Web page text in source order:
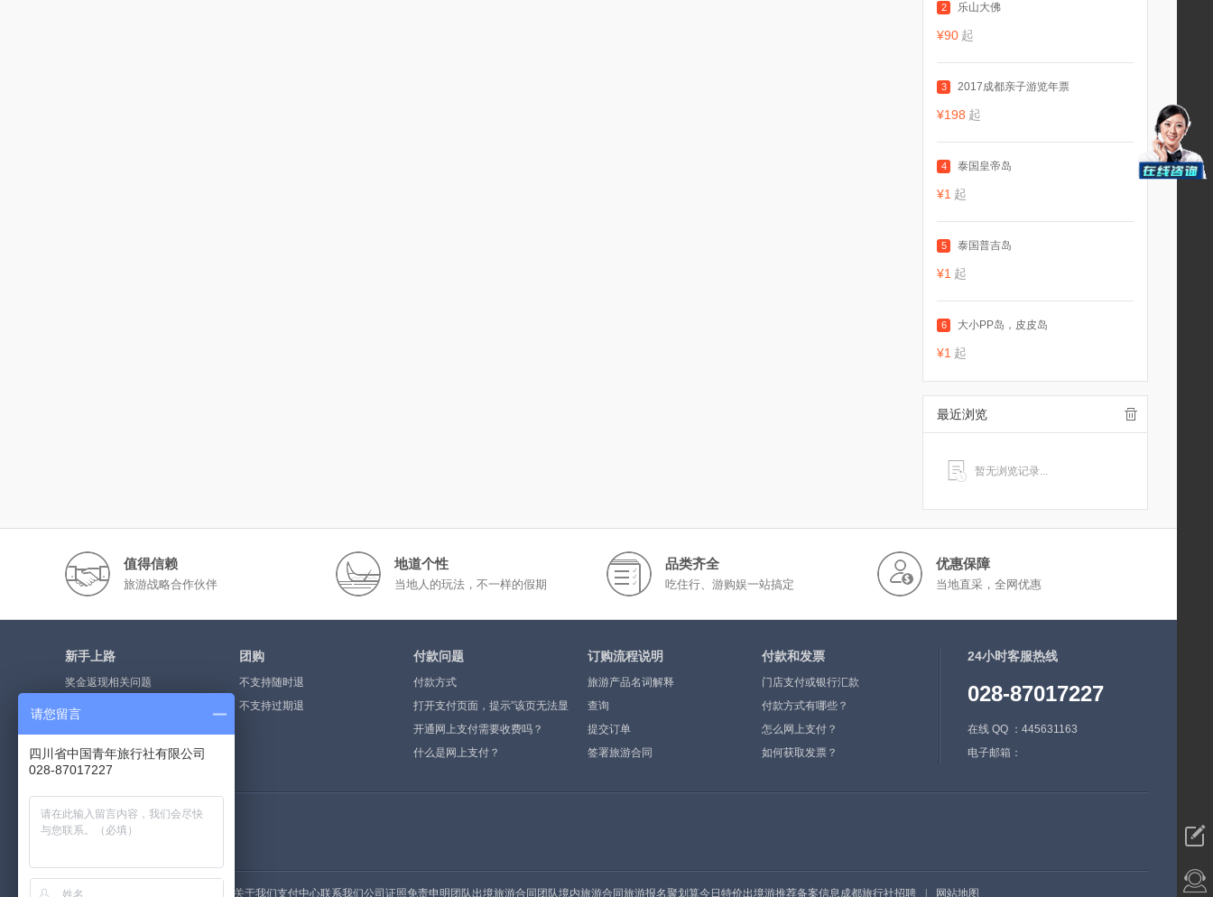
2 乐山大佛
¥90 起
3 2017成都亲子游览年票
¥198 起
4 泰国皇帝岛
¥1 起
5 泰国普吉岛
¥1 起
6 大小PP岛，皮皮岛
¥1 起
最近浏览
暂无浏览记录...
值得信赖
旅游战略合作伙伴
地道个性
当地人的玩法，不一样的假期
品类齐全
吃住行、游购娱一站搞定
优惠保障
当地直采，全网优惠
新手上路
奖金返现相关问题
奖金提现流程
如何注册会员
团购
不支持随时退
不支持过期退
付款问题
付款方式
打开支付页面，提示”该页无法显
示”或空白页，可能是什么原因？
开通网上支付需要收费吗？
什么是网上支付？
订购流程说明
旅游产品名词解释
查询
提交订单
签署旅游合同
付款和发票
门店支付或银行汇款
付款方式有哪些？
怎么网上支付？
如何获取发票？
24小时客服热线
028-87017227
在线 QQ ：445631163
电子邮箱：
荣誉资质
关于我们支付中心联系我们公司证照免责申明 团队出境旅游合同 团队境内旅游合同旅游报名聚划算今日特价出境游推荐备案信息成都旅行社招聘 网站地图
请您留言
四川省中国青年旅行社有限公司
028-87017227